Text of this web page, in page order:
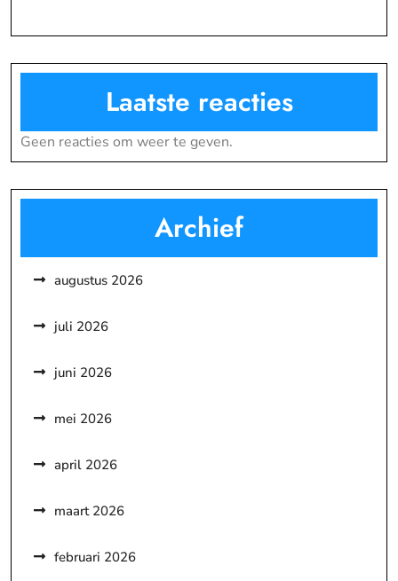
Laatste reacties
Geen reacties om weer te geven.
Archief
augustus 2026
juli 2026
juni 2026
mei 2026
april 2026
maart 2026
februari 2026